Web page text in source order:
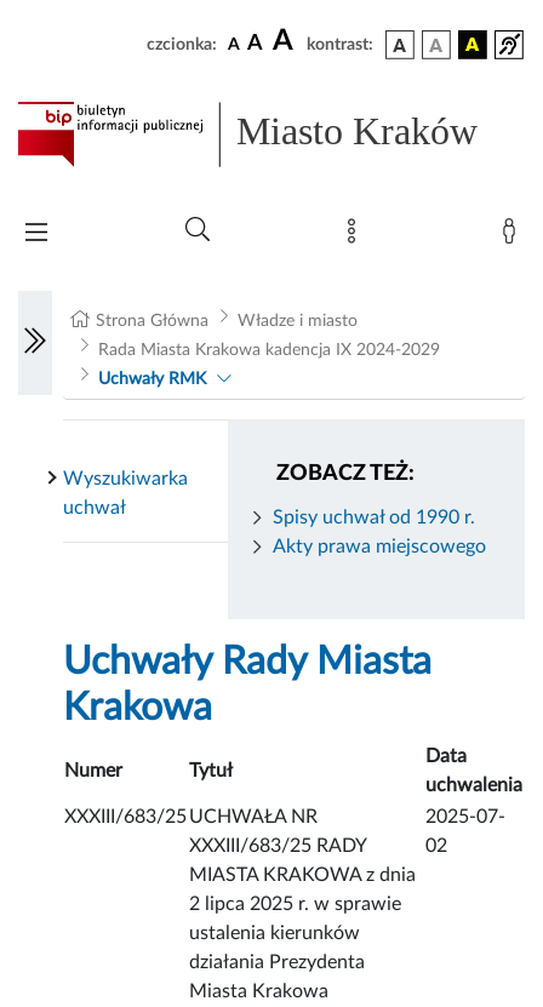
czcionka: A A A kontrast:
Miasto Kraków
Strona Główna
Władze i miasto
Rada Miasta Krakowa kadencja IX 2024-2029
Uchwały RMK
ZOBACZ TEŻ:
Spisy uchwał od 1990 r.
Akty prawa miejscowego
Wyszukiwarka
uchwał
Uchwały Rady Miasta
Krakowa
Numer Tytuł
Data
uchwalenia
XXXIII/683/25UCHWAŁA NR
XXXIII/683/25 RADY
MIASTA KRAKOWA z dnia
2 lipca 2025 r. w sprawie
ustalenia kierunków
działania Prezydenta
Miasta Krakowa
2025-07-
02